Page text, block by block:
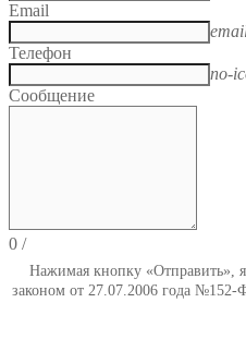
Email
Телефон
no-
Сообщение
0 /
Нажимая кнопку «Отправить»,
законом от 27.07.2006 года